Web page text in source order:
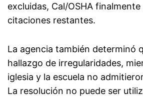
excluidas, Cal/OSHA
citaciones restantes.
La agencia también determinó
hallazgo de irregularidades,
iglesia y la escuela no
La resolución no puede ser